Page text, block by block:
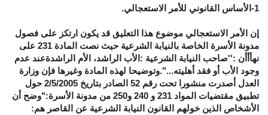
1-الأساس القانوني للأمر الاستعجالي.
إن الأمر الاستعجالي موضوع هذا التعليق قد يكون ارتكز على فصول
مدونة الأسرة الخاصة بالنيابة الشرعية حيث نصت المادة 231 على
نهأأأن :''صاحب النيابة الشرعية :الأب الراشد، الأم الراشدةعند عدم
وجود الأب أو فقد أهليته...".وتوضيحا لهذه المادة وغيرها فإن وزارة
العدل أصدرت منشورا تحت رقم 52 الصادر بتاريخ 2/5/2005 حول
تطبيق مقتضيات المواد 231 و 240 و250 من مدونة الأسرة:"وضح أن
الأشخاص الذين خولهم القانون النيابة الشرعية عن القاصر هم: